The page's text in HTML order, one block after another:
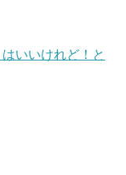
いいけれど！と